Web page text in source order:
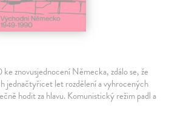
ke znovusjednocení Německa, zdálo se, že
jednačtyřicet let rozdělení a vyhrocených
hodit za hlavu. Komunistický režim padl a